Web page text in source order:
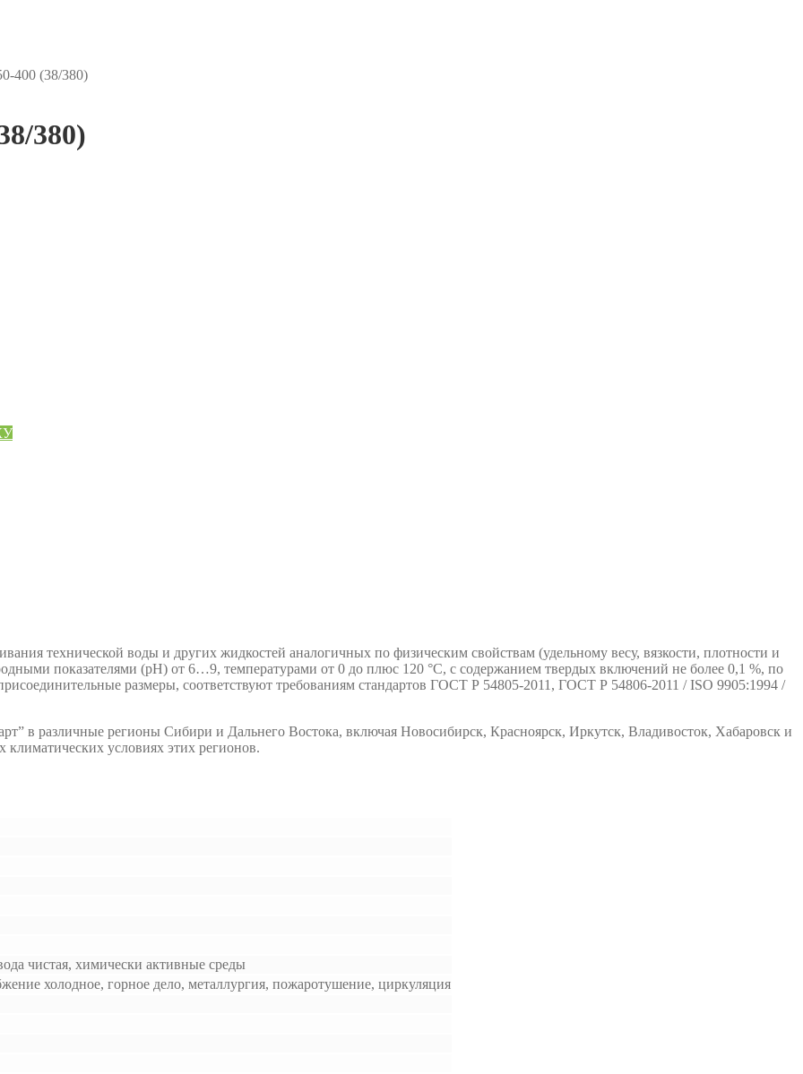
400 (38/380)
380)
технической воды и других жидкостей аналогичных по физическим свойствам (удельному весу, вязкости, плотности и
показателями (рН) от 6…9, температурами от 0 до плюс 120 °С, с содержанием твердых включений не более 0,1 %, по
размеры, соответствуют требованиям стандартов ГОСТ Р 54805-2011, ГОСТ Р 54806-2011 / ISO 9905:1994 /
в различные регионы Сибири и Дальнего Востока, включая Новосибирск, Красноярск, Иркутск, Владивосток, Хабаровск и
условиях этих регионов.
чистая, химически активные среды
холодное, горное дело, металлургия, пожаротушение, циркуляция